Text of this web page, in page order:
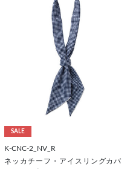
SALE
K-CNC-2_NV_R
ネッカチーフ・アイスリングカバ